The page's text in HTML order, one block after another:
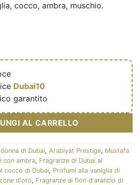
cocco, ambra, muschio.
Dubai10
garantito
AL CARRELLO
di Dubai, Arabiyat Prestige, Mustafa
con ambra, Fragranze di Dubai al
cocco di Dubai, Profumi alla vaniglia di
d'oro, Fragranze ai fiori d'arancio di